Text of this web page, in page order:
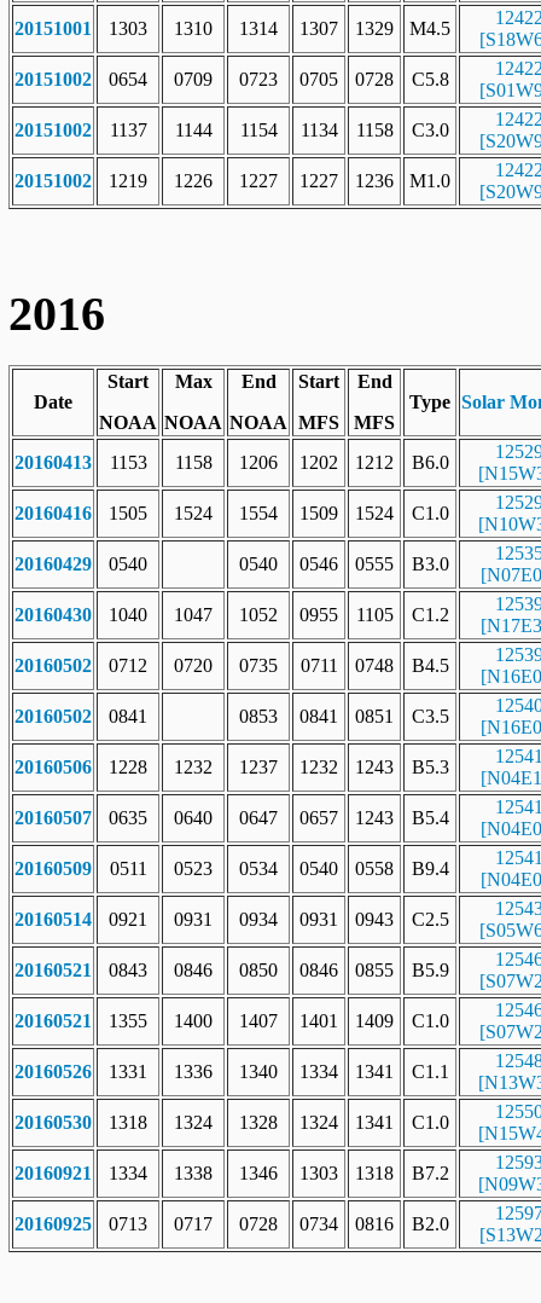
20151001
1303 1310 1314 1307 1329 M4.5
20151002
0654 0709 0723 0705 0728 C5.8
20151002
1137 1144 1154 1134 1158 C3.0
20151002
1219 1226 1227 1227 1236 M1.0
2016
Date
Start
NOAA
Max
NOAA
End
NOAA
Start
MFS
End
MFS
Type Solar
20160413 1153 1158 1206 1202 1212 B6.0
20160416
1505 1524 1554 1509 1524 C1.0
20160429
0540 0540 0546 0555 B3.0
20160430
1040 1047 1052 0955 1105 C1.2
20160502
0712 0720 0735 0711 0748 B4.5
20160502
0841 0853 0841 0851 C3.5
20160506
1228 1232 1237 1232 1243 B5.3
20160507
0635 0640 0647 0657 1243 B5.4
20160509
0511 0523 0534 0540 0558 B9.4
20160514
0921 0931 0934 0931 0943 C2.5
20160521
0843 0846 0850 0846 0855 B5.9
20160521
1355 1400 1407 1401 1409 C1.0
20160526
1331 1336 1340 1334 1341 C1.1
20160530
1318 1324 1328 1324 1341 C1.0
20160921
1334 1338 1346 1303 1318 B7.2
20160925
0713 0717 0728 0734 0816 B2.0